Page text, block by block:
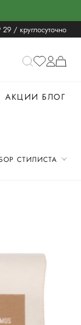
29 / круглосуточно
АКЦИИ БЛОГ
СТИЛИСТА